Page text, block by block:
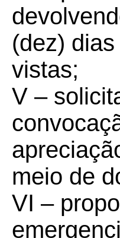
(dez)
vistas;
V –
meio de
VI –